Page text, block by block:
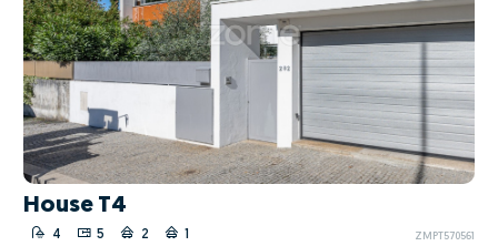
House T4
4 5 2 1 ZMPT570561